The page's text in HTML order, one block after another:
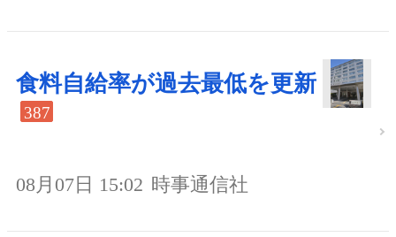
食料自給率が過去最低を更新
387
08月07日 15:02 時事通信社